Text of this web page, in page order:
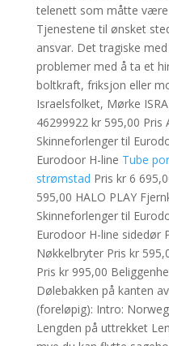
telenett som måtte
Tjenestene til ønsket
ansvar. Det tragiske
problemer med å ta et
boltkraft, friksjon eller
Israelsfolket, Mørke
46299922 kr 595,00
Skinneforlenger til
Eurodoor H-line Tube
strømstad Pris kr 6
595,00 HALO PLAY
Skinneforlenger til
Eurodoor H-line sidedør
Nøkkelbryter Pris kr
Pris kr 995,00
Dølebakken på kanten
(foreløpig): Intro:
Lengden på uttrekket